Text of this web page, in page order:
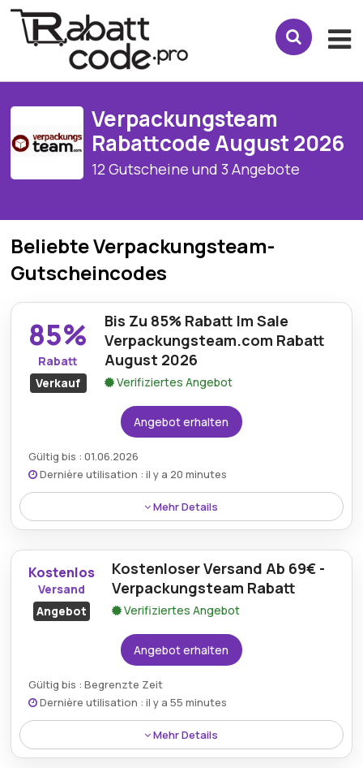
Verpackungsteam
Rabattcode August 2026
12 Gutscheine und 3 Angebote
Beliebte Verpackungsteam-
Gutscheincodes
85%
Rabatt
Verkauf
Bis Zu 85% Rabatt Im Sale
Verpackungsteam.com Rabatt
August 2026
Verifiziertes Angebot
Angebot erhalten
Gültig bis : 01.06.2026
Dernière utilisation : il y a 20 minutes
Mehr Details
Käufer können reduzierte Artikel auf
Verpackungsteam.com mit Nachlässen von bis zu
85% im gesamten August 2026 entdecken.
Kostenlos
Versand
Angebot
Kostenloser Versand Ab 69€ -
Verpackungsteam Rabatt
Verifiziertes Angebot
Angebot erhalten
Gültig bis : Begrenzte Zeit
Dernière utilisation : il y a 55 minutes
Mehr Details
Kostenloser Standardversand wird jetzt bei